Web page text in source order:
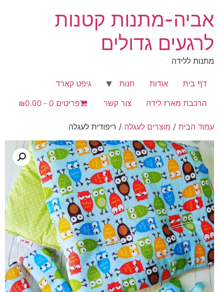
לתוכן
אביה-מתנות קטנות
לרגעים גדולים
מתנות ללידה
דף בית אודות חנות
גיפט קארד
הרכבת מארז לידה
צור קשר פריטים 0 ₪0.00
עמוד הבית / מוצרים לעגלה / ריפודית לעגלה